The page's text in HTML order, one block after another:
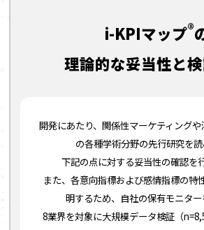
i-KPIマップ®
理論的な妥当性と
開発にあたり、関係性マーケティング
の各種学術分野の先行研究を読
下記の点に対する妥当性の確認を
また、各意向指標および感情指標の特
明するため、自社の保有モニター
8業界を対象に大規模データ検証（